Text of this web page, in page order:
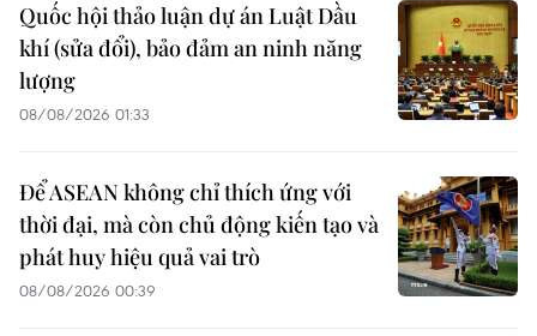
Quốc hội thảo luận dự án Luật Dầu
khí (sửa đổi), bảo đảm an ninh năng
lượng
08/08/2026 01:33
Để ASEAN không chỉ thích ứng với
thời đại, mà còn chủ động kiến tạo và
phát huy hiệu quả vai trò
08/08/2026 00:39